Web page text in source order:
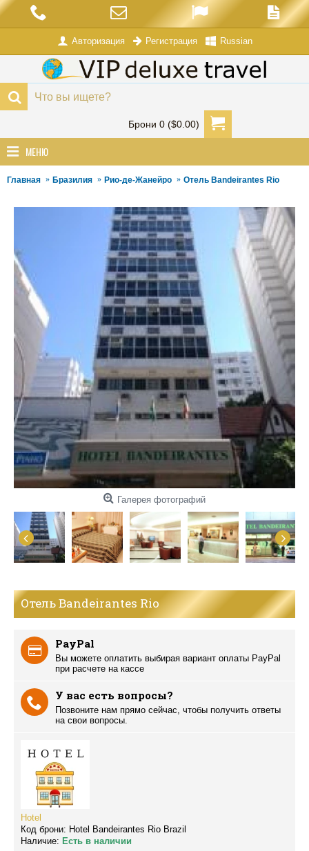
Авторизация Регистрация Russian
Брони 0 ($0.00)
МЕНЮ
Главная Бразилия Рио-де-Жанейро Отель Bandeirantes Rio
Галерея фотографий
Отель Bandeirantes Rio
PayPal
Вы можете оплатить выбирая вариант оплаты PayPal
при расчете на кассе
У вас есть вопросы?
Позвоните нам прямо сейчас, чтобы получить ответы
на свои вопросы.
Hotel
Код брони: Hotel Bandeirantes Rio Brazil
Наличие: Есть в наличии